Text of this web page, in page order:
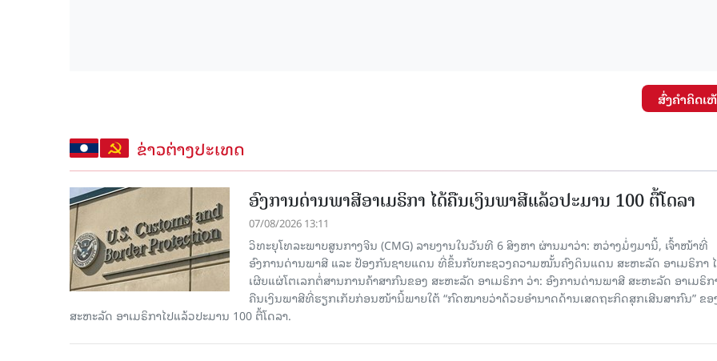
ສົ່ງຄໍາຄິດເ
ຂ່າວຕ່າງປະເທດ
ອົງການດ່ານພາສີອາເມຣິກາ ໄດ້ຄືນເງິນພາສີແລ້ວປະມານ 100 ຕື້ໂດລາ
07/08/2026 13:11
ວິທະຍຸໂທລະພາບສູນກາງຈີນ (CMG) ລາຍງານໃນວັນທີ 6 ສິງຫາ ຜ່ານມາວ່າ: ຫວ່າງມໍ່ໆມານີ້, ເຈົ້າໜ້າທີ່
ອົງການດ່ານພາສີ ແລະ ປ້ອງກັນຊາຍແດນ ທີ່ຂຶ້ນກັບກະຊວງຄວາມໝັ້ນຄົງດິນແດນ ສະຫະລັດ ອາເມຣິກາ
ເຜີຍແຜ່ໂຕເລກຕໍ່ສານການຄ້າສາກົນຂອງ ສະຫະລັດ ອາເມຣິກາ ວ່າ: ອົງການດ່ານພາສີ ສະຫະລັດ ອາເມຣິກ
ຄືນເງິນພາສີທີ່ຮຽກເກັບກ່ອນໜ້ານີ້ພາຍໃຕ້ “ກົດໝາຍວ່າດ້ວຍອຳນາດດ້ານເສດຖະກິດສຸກເສີນສາກົນ” ຂອ
ສະຫະລັດ ອາເມຣິກາໄປແລ້ວປະມານ 100 ຕື້ໂດລາ.